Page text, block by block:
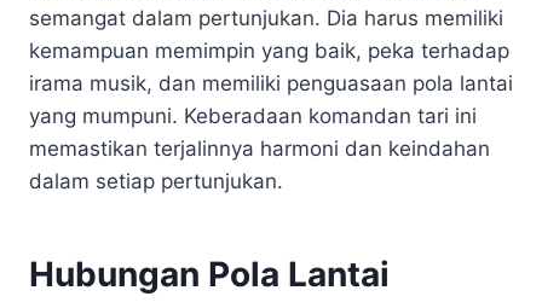
semangat dalam pertunjukan. Dia harus memiliki
kemampuan memimpin yang baik, peka terhadap
irama musik, dan memiliki penguasaan pola lantai
yang mumpuni. Keberadaan komandan tari ini
memastikan terjalinnya harmoni dan keindahan
dalam setiap pertunjukan.
Hubungan Pola Lantai